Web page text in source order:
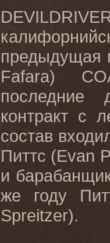
предыдущая
Fafara)
последние
контракт с
состав
Питтс (Evan
и
же году
Spreitzer).